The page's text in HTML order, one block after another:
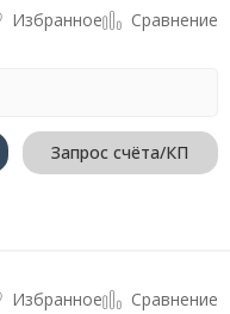
Избранное Сравнение
Запрос счёта/КП
Избранное Сравнение